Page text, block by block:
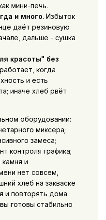
мини-печь.
и много. Избыток
даёт резиновую
дальше - сушка
красоты" без
когда
и есть
иначе хлеб рвёт
оборудовании:
миксера;
замеса;
контроля графика;
и
нет совсем,
хлеб на закваске
и повторять дома
готовы стабильно